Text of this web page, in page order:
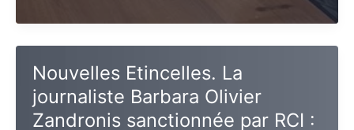
Etre
Radio
Coloniale
Identifiée
Nouvelles Etincelles. La
journaliste Barbara Olivier
Zandronis sanctionnée par RCI